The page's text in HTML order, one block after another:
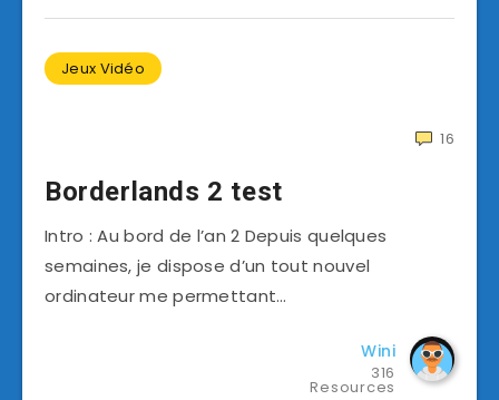
Jeux Vidéo
16
Borderlands 2 test
Intro : Au bord de l’an 2 Depuis quelques
semaines, je dispose d’un tout nouvel
ordinateur me permettant…
Wini
316
Resources